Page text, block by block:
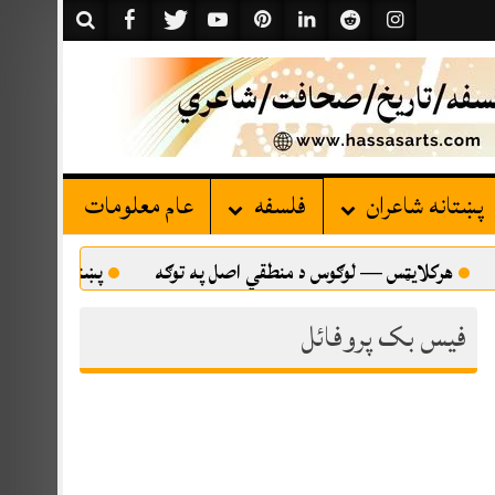
پښتانه شاعران فلسفه عام معلومات
— لوګوس د منطقي اصل په توګه پښتني کلتور او پښتانه
فیس بک پروفائل